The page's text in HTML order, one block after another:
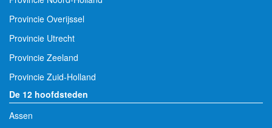
Provincie Overijssel
Provincie Utrecht
Provincie Zeeland
Provincie Zuid-Holland
De 12 hoofdsteden
Assen